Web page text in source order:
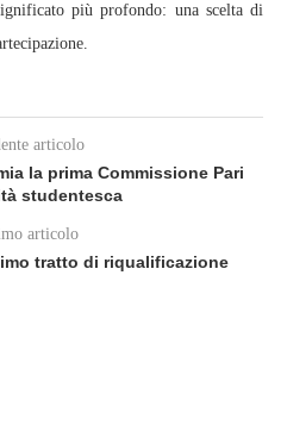
più profondo: una scelta di
articolo
la prima Commissione Pari
studentesca
articolo
tratto di riqualificazione